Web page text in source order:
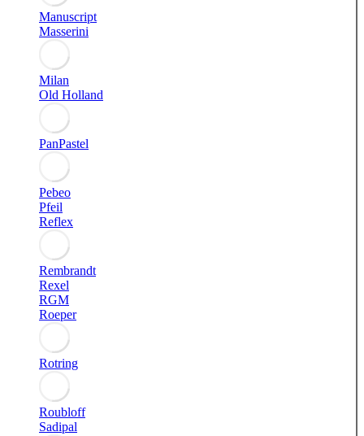
Manuscript
Masserini
Milan
Old Holland
PanPastel
Pebeo
Pfeil
Reflex
Rembrandt
Rexel
RGM
Roeper
Rotring
Roubloff
Sadipal